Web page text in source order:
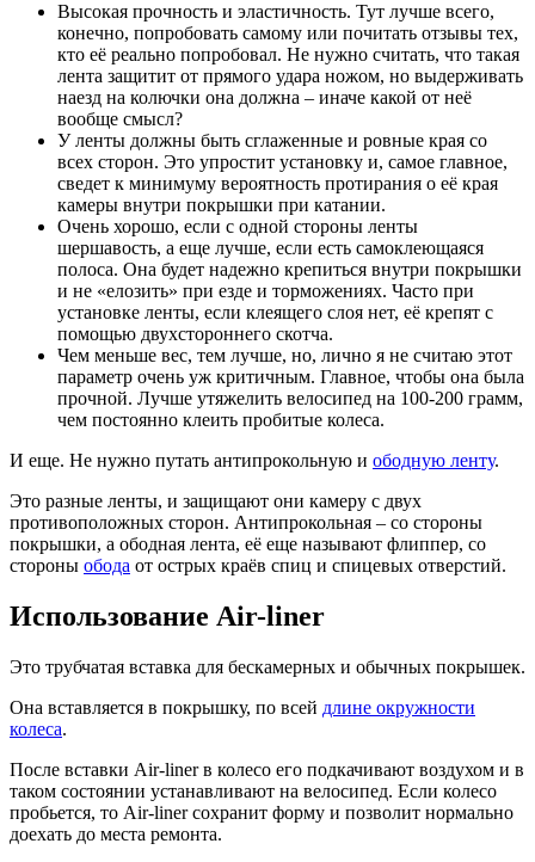
Высокая прочность и эластичность. Тут лучше всего,
конечно, попробовать самому или почитать отзывы тех,
кто её реально попробовал. Не нужно считать, что такая
лента защитит от прямого удара ножом, но выдерживать
наезд на колючки она должна – иначе какой от неё
вообще смысл?
У ленты должны быть сглаженные и ровные края со
всех сторон. Это упростит установку и, самое главное,
сведет к минимуму вероятность протирания о её края
камеры внутри покрышки при катании.
Очень хорошо, если с одной стороны ленты
шершавость, а еще лучше, если есть самоклеющаяся
полоса. Она будет надежно крепиться внутри покрышки
и не «елозить» при езде и торможениях. Часто при
установке ленты, если клеящего слоя нет, её крепят с
помощью двухстороннего скотча.
Чем меньше вес, тем лучше, но, лично я не считаю этот
параметр очень уж критичным. Главное, чтобы она была
прочной. Лучше утяжелить велосипед на 100-200 грамм,
чем постоянно клеить пробитые колеса.
И еще. Не нужно путать антипрокольную и ободную ленту.
Это разные ленты, и защищают они камеру с двух
противоположных сторон. Антипрокольная – со стороны
покрышки, а ободная лента, её еще называют флиппер, со
стороны обода от острых краёв спиц и спицевых отверстий.
Использование Air-liner
Это трубчатая вставка для бескамерных и обычных покрышек.
Она вставляется в покрышку, по всей длине окружности
колеса.
После вставки Air-liner в колесо его подкачивают воздухом и в
таком состоянии устанавливают на велосипед. Если колесо
пробьется, то Air-liner сохранит форму и позволит нормально
доехать до места ремонта.